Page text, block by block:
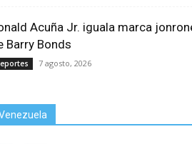
Acuña Jr. iguala marca
Barry Bonds
7 agosto, 2026